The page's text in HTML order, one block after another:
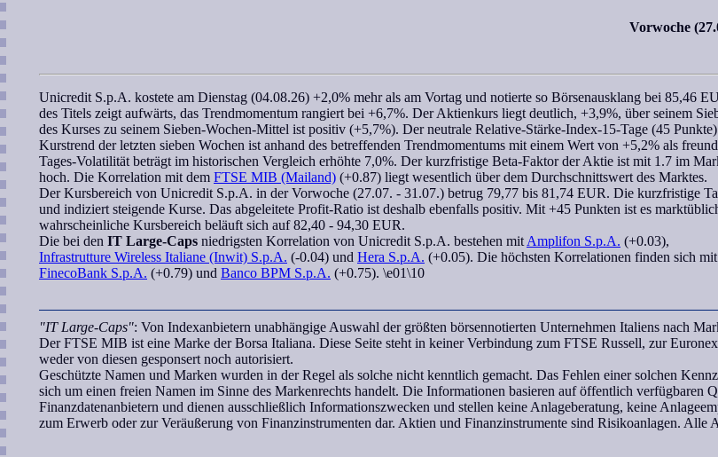
Vorwoche
Unicredit S.p.A. kostete am Dienstag (04.08.26) +2,0% mehr als am Vortag und notierte so Börsenausklang bei 85,46
des Titels zeigt aufwärts, das Trendmomentum rangiert bei +6,7%. Der Aktienkurs liegt deutlich, +3,9%, über seinem
des Kurses zu seinem Sieben-Wochen-Mittel ist positiv (+5,7%). Der neutrale Relative-Stärke-Index-15-Tage (45
Kurstrend der letzten sieben Wochen ist anhand des betreffenden Trendmomentums mit einem Wert von +5,2% als
Tages-Volatilität beträgt im historischen Vergleich erhöhte 7,0%. Der kurzfristige Beta-Faktorder Aktie ist mit 1.7 im
hoch. Die Korrelation mit dem FTSE MIB (Mailand) (+0.87) liegt wesentlich über dem Durchschnittswert des Marktes.
Der Kursbereich von Unicredit S.p.A. in der Vorwoche (27.07. - 31.07.) betrug 79,77 bis 81,74 EUR. Die kurzfristige
und indiziert steigende Kurse. Das abgeleitete Profit-Ratio ist deshalb ebenfalls positiv. Mit +45 Punkten ist es
wahrscheinliche Kursbereich beläuft sich auf 82,40 - 94,30 EUR.
Die bei den IT Large-Caps niedrigsten Korrelation von Unicredit S.p.A. bestehen mit Amplifon S.p.A. (+0.03),
Infrastrutture Wireless Italiane (Inwit) S.p.A. (-0.04) und Hera S.p.A. (+0.05). Die höchsten Korrelationen finden sich mit
FinecoBank S.p.A. (+0.79) und Banco BPM S.p.A. (+0.75). \e01\10
"IT Large-Caps": Von Indexanbietern unabhängige Auswahl der größten börsennotierten Unternehmen Italiens nach
Der FTSE MIB ist eine Marke der Borsa Italiana. Diese Seite steht in keiner Verbindung zum FTSE Russell, zur
weder von diesen gesponsert noch autorisiert.
Geschützte Namen und Marken wurden in der Regel als solche nicht kenntlich gemacht. Das Fehlen einer solchen
sich um einen freien Namen im Sinne des Markenrechts handelt. Die Informationen basieren auf öffentlich verfügbaren
Finanzdatenanbietern und dienen ausschließlich Informationszwecken und stellen keine Anlageberatung, keine
zum Erwerb oder zur Veräußerung von Finanzinstrumenten dar. Aktien und Finanzinstrumente sind Risikoanlagen. Alle